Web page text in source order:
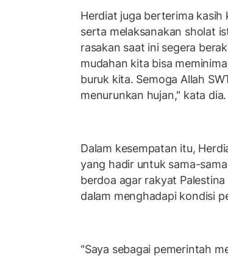
Herdiat juga berterima kasih
serta melaksanakan sholat
rasakan saat ini segera
mudahan kita bisa
buruk kita. Semoga Allah
menurunkan hujan," kata dia.
Dalam kesempatan itu,
yang hadir untuk sama-
berdoa agar rakyat
dalam menghadapi kondisi
"Saya sebagai pemerintah